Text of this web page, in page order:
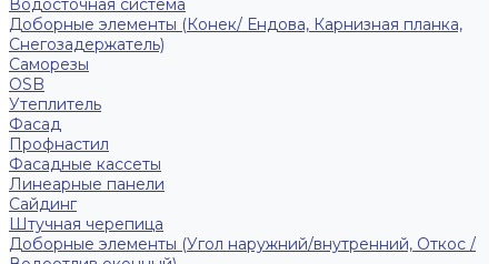
Водосточная система
Доборные элементы (Конек/ Ендова, Карнизная планка,
Снегозадержатель)
Саморезы
ОSB
Утеплитель
Фасад
Профнастил
Фасадные кассеты
Линеарные панели
Сайдинг
Штучная черепица
Доборные элементы (Угол наружний/внутренний, Откос /